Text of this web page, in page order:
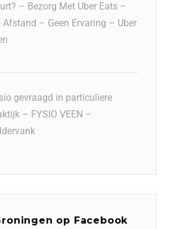
– Bezorg Met Uber Eats –
Afstand – Geen Ervaring – Uber
gevraagd in particuliere
– FYSIO VEEN –
op Facebook